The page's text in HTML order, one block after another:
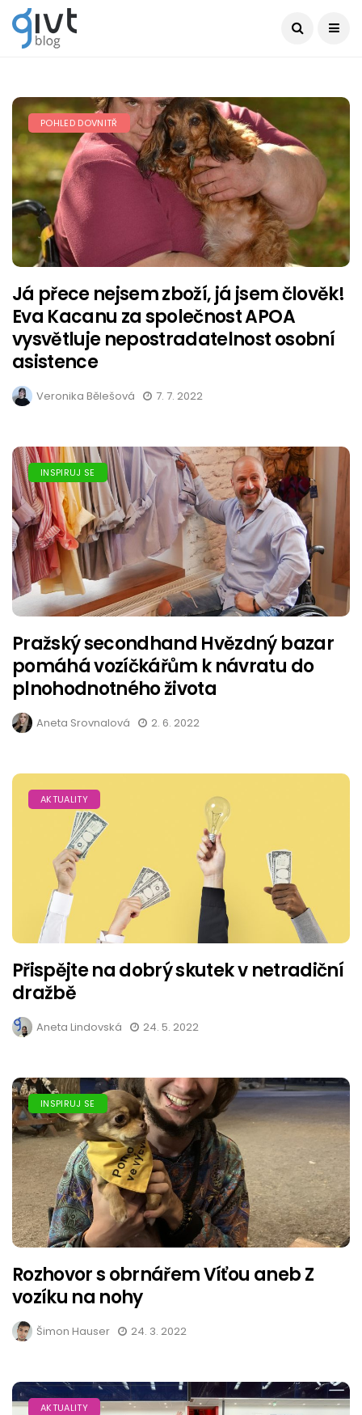
POHLED DOVNITŘ
Já přece nejsem zboží, já jsem člověk!
Eva Kacanu za společnost APOA
vysvětluje nepostradatelnost osobní
asistence
Veronika Bělešová 7. 7. 2022
INSPIRUJ SE
Pražský secondhand Hvězdný bazar
pomáhá vozíčkářům k návratu do
plnohodnotného života
Aneta Srovnalová 2. 6. 2022
AKTUALITY
Přispějte na dobrý skutek v netradiční
dražbě
Aneta Lindovská 24. 5. 2022
INSPIRUJ SE
Rozhovor s obrnářem Víťou aneb Z
vozíku na nohy
Šimon Hauser 24. 3. 2022
AKTUALITY